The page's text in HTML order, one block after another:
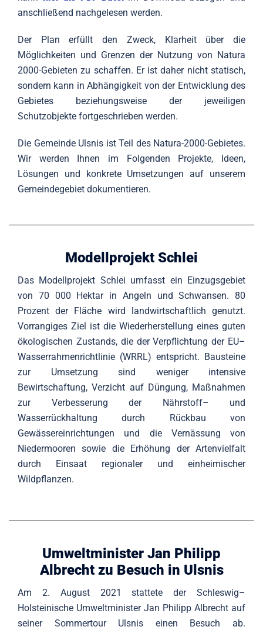
anschließend nachgelesen werden.
Der Plan erfüllt den Zweck, Klarheit über die
Möglichkeiten und Grenzen der Nutzung von Natura
2000-Gebieten zu schaffen. Er ist daher nicht statisch,
sondern kann in Abhängigkeit von der Entwicklung des
Gebietes beziehungsweise der jeweiligen
Schutzobjekte fortgeschrieben werden.
Die Gemeinde Ulsnis ist Teil des Natura-2000-Gebietes.
Wir werden Ihnen im Folgenden Projekte, Ideen,
Lösungen und konkrete Umsetzungen auf unserem
Gemeindegebiet dokumentieren.
Modellprojekt Schlei
Das Modellprojekt Schlei umfasst ein Einzugsgebiet
von 70 000 Hektar in Angeln und Schwansen. 80
Prozent der Fläche wird landwirtschaftlich genutzt.
Vorrangiges Ziel ist die Wiederherstellung eines guten
ökologischen Zustands, die der Verpflichtung der EU–
Wasserrahmenrichtlinie (WRRL) entspricht. Bausteine
zur Umsetzung sind weniger intensive
Bewirtschaftung, Verzicht auf Düngung, Maßnahmen
zur Verbesserung der Nährstoff– und
Wasserrückhaltung durch Rückbau von
Gewässereinrichtungen und die Vernässung von
Niedermooren sowie die Erhöhung der Artenvielfalt
durch Einsaat regionaler und einheimischer
Wildpflanzen.
Umweltminister Jan Philipp
Albrecht zu Besuch in Ulsnis
Am 2. August 2021 stattete der Schleswig–
Holsteinische Umweltminister Jan Philipp Albrecht auf
seiner Sommertour Ulsnis einen Besuch ab.